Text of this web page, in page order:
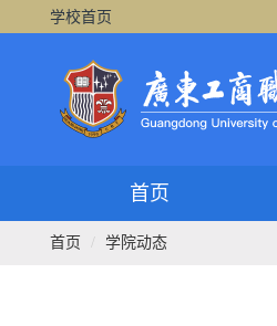
学校首页
首页
首页 学院动态